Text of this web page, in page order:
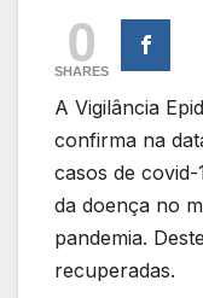
0
SHARES
A Vigilância
confirma na
casos de
da doença no
pandemia.
recuperadas.